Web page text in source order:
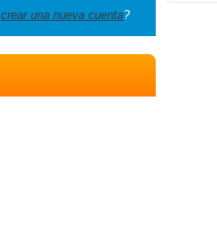
crear una nueva cuenta?